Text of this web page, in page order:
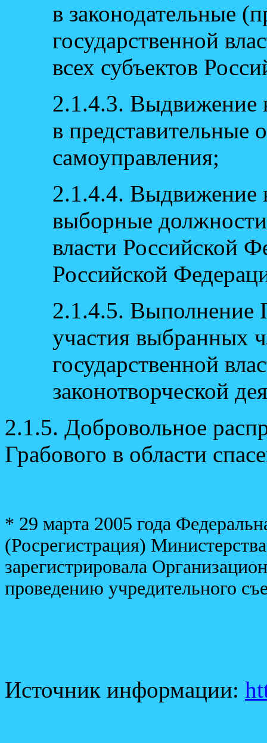
в законодательные
государственной
всех субъектов
2.1.4.3. Выдвижение
в представительные
самоуправления;
2.1.4.4. Выдвижение
выборные
власти Российской
Российской
2.1.4.5. Выполнение
участия выбранных
государственной
законотворческой
2.1.5. Добровольное
Грабового в области
* 29 марта 2005 года
(Росрегистрация)
зарегистрировала
проведению учредительного
Источник информации: